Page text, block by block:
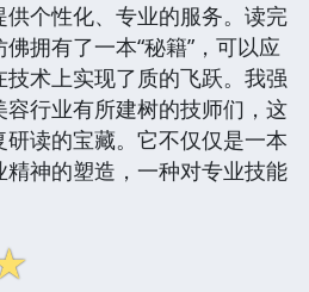
个性化、专业的服务。读完
拥有了一本“秘籍”，可以应
术上实现了质的飞跃。我强
行业有所建树的技师们，这
读的宝藏。它不仅仅是一本
神的塑造，一种对专业技能